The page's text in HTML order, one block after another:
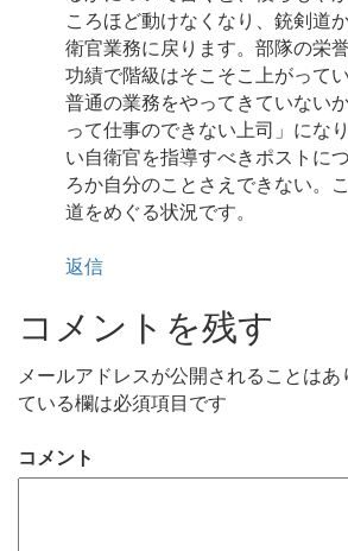
ころほど動けなくなり、銃剣道
衛官業務に戻ります。部隊の栄
功績で階級はそこそこ上がって
普通の業務をやってきていない
って仕事のできない上司」にな
い自衛官を指導すべきポストに
ろか自分のことさえできない。
道をめぐる状況です。
返信
コメントを残す
メールアドレスが公開されることはあ
ている欄は必須項目です
コメント